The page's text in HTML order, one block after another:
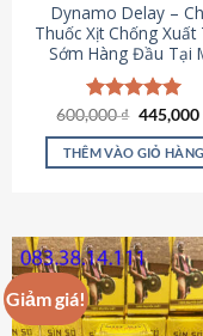
Dynamo Delay –
Thuốc Xịt Chống Xuất
Sớm Hàng Đầu Tại
Được xếp
hạng5.00
5 sao
600,000₫ Giá
là:
600,000 ₫.
445,000
THÊM VÀO GIỎ HÀNG
Giảm giá!